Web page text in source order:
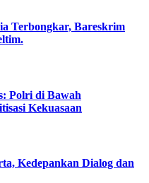
Terbongkar, Bareskrim
Polri di Bawah
Kekuasaan
Kedepankan Dialog dan